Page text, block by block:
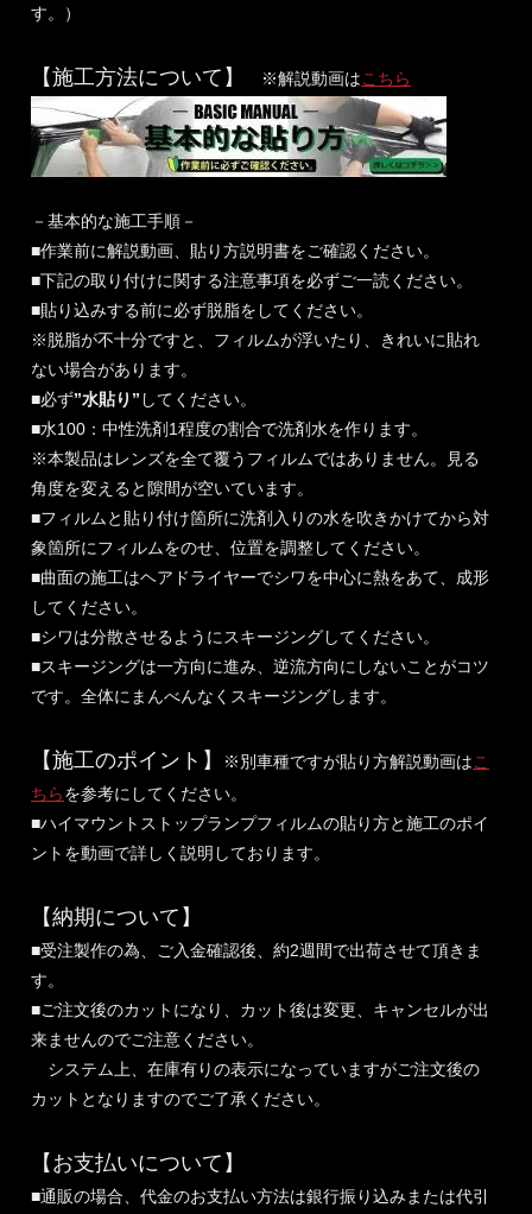
す。）
【施工方法について】 ※解説動画はこちら
－基本的な施工手順－
■作業前に解説動画、貼り方説明書をご確認ください。
■下記の取り付けに関する注意事項を必ずご一読ください。
■貼り込みする前に必ず脱脂をしてください。
※脱脂が不十分ですと、フィルムが浮いたり、きれいに貼れ
ない場合があります。
■必ず”水貼り” してください。
■水100：中性洗剤1程度の割合で洗剤水を作ります。
※本製品はレンズを全て覆うフィルムではありません。見る
角度を変えると隙間が空いています。
■フィルムと貼り付け箇所に洗剤入りの水を吹きかけてから対
象箇所にフィルムをのせ、位置を調整してください。
■曲面の施工はヘアドライヤーでシワを中心に熱をあて、成形
してください。
■シワは分散させるようにスキージングしてください。
■スキージングは一方向に進み、逆流方向にしないことがコツ
です。全体にまんべんなくスキージングします。
【施工のポイント】 ※別車種ですが貼り方解説動画はこ
ちらを参考にしてください。
■ハイマウントストップランプフィルムの貼り方と施工のポイ
ントを動画で詳しく説明しております。
【納期について】
■受注製作の為、ご入金確認後、約2週間で出荷させて頂きま
す。
■ご注文後のカットになり、カット後は変更、キャンセルが出
来ませんのでご注意ください。
システム上、在庫有りの表示になっていますがご注文後の
カットとなりますのでご了承ください。
【お支払いについて】
■通販の場合、代金のお支払い方法は銀行振り込みまたは代引